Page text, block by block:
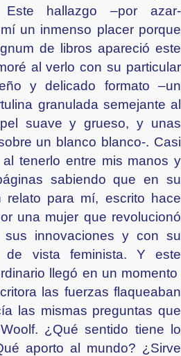
Este hallazgo –por azar-
un inmenso placer porque
de libros apareció este
al verlo con su particular
y delicado formato –un
granulada semejante al
suave y grueso, y unas
un blanco blanco-. Casi
tenerlo entre mis manos y
sabiendo que en su
relato para mí, escrito hace
una mujer que revolucionó
sus innovaciones y con su
de vista feminista. Y este
llegó en un momento
las fuerzas flaqueaban
las mismas preguntas que
¿Qué sentido tiene lo
aporto al mundo? ¿Sirve